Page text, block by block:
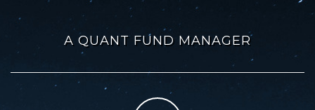
A QUANT FUND MANAGER